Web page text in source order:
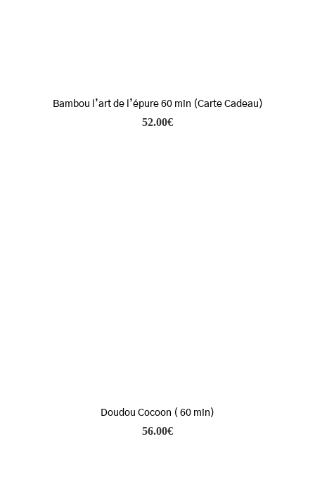
Bambou l’art de l’épure 60 min (Carte Cadeau)
52.00€
Doudou Cocoon ( 60 min)
56.00€